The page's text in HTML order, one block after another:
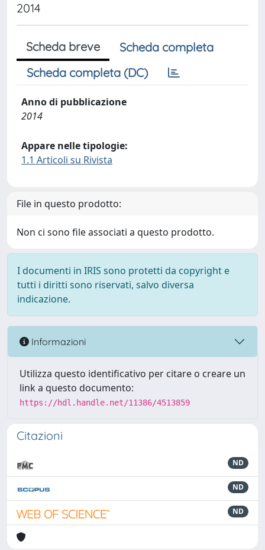
2014
Scheda breve
Scheda completa
Scheda completa (DC)
Anno di pubblicazione
2014
Appare nelle tipologie:
1.1 Articoli su Rivista
File in questo prodotto:
Non ci sono file associati a questo prodotto.
I documenti in IRIS sono protetti da copyright e
tutti i diritti sono riservati, salvo diversa
indicazione.
Informazioni
Utilizza questo identificativo per citare o creare un
link a questo documento:
https://hdl.handle.net/11386/4513859
Citazioni
ND
ND
ND